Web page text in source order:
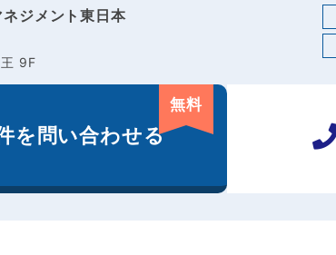
ジメント東日本
9F
を 問い合わせる
無料